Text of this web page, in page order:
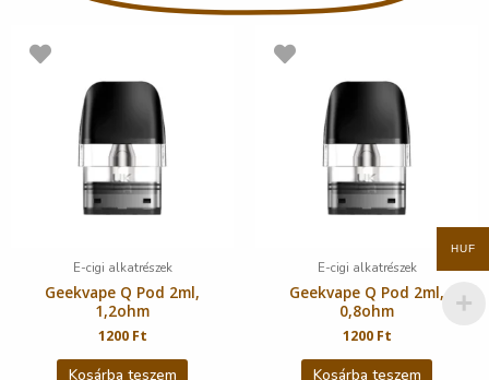
E-cigi alkatrészek
Geekvape Q Pod 2ml,
1,2ohm
1200 Ft
Kosárba teszem
E-cigi alkatrészek
Geekvape Q Pod 2ml,
0,8ohm
1200 Ft
Kosárba teszem
HUF